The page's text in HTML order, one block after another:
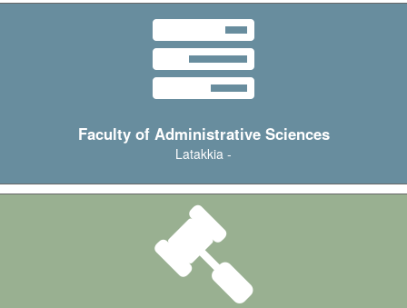
Faculty of Administrative Sciences
Latakkia -